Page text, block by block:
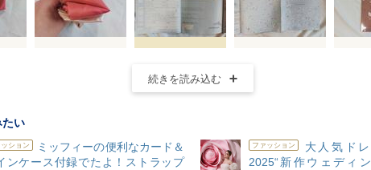
続きを読み込む
たい
ション
ミッフィーの便利なカード＆
ンケース付録でたよ！ストラップ
ファッション
大人気ド
2025“新作ウェディ